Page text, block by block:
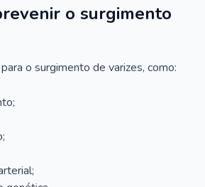
o surgimento
o surgimento de varizes, como: